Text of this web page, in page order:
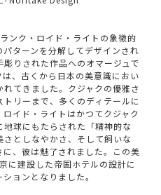
ンク・ロイド・ライトの象徴的
ターンを分解してデザインされ
りされた作品へのオマージュで
、古くから日本の美意識におい
てきました。クジャクの優雅さ
リーまで、多くのディテールに
イド・ライトはかつてクジャク
球にもたらされた「精神的な
としなやかさ、そして飼いな
、彼は魅了されました。この美
に建設した帝国ホテルの設計に
ョンとなりました。